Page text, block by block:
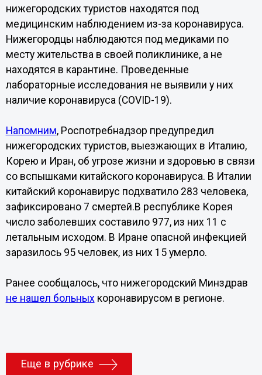
нижегородских туристов находятся под
медицинским наблюдением из-за коронавируса.
Нижегородцы наблюдаются под медиками по
месту жительства в своей поликлинике, а не
находятся в карантине. Проведенные
лабораторные исследования не выявили у них
наличие коронавируса (COVID-19).
Напомним, Роспотребнадзор предупредил
нижегородских туристов, выезжающих в Италию,
Корею и Иран, об угрозе жизни и здоровью в связи
со вспышками китайского коронавируса. В Италии
китайский коронавирус подхватило 283 человека,
зафиксировано 7 смертей.В республике Корея
число заболевших составило 977, из них 11 с
летальным исходом. В Иране опасной инфекцией
заразилось 95 человек, из них 15 умерло.
Ранее сообщалось, что нижегородский Минздрав
не нашел больныхкоронавирусом в регионе.
Еще в рубрике